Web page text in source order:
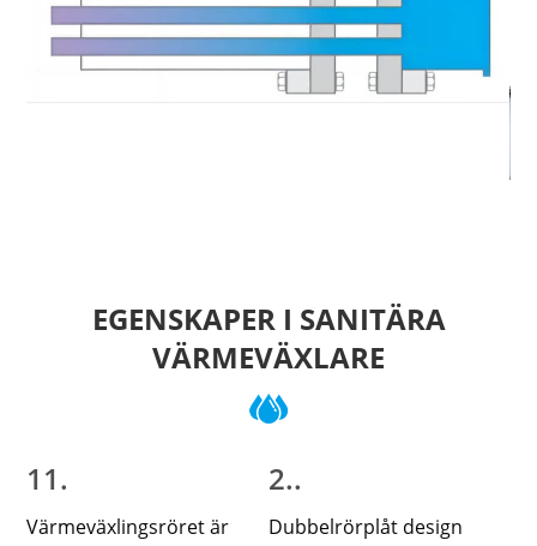
EGENSKAPER I SANITÄRA
VÄRMEVÄXLARE
11.
Värmeväxlingsröret är
2..
Dubbelrörplåt design